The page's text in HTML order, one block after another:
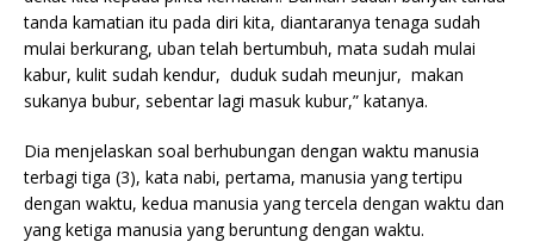
tanda kamatian itu pada diri kita, diantaranya tenaga sudah
mulai berkurang, uban telah bertumbuh, mata sudah mulai
kabur, kulit sudah kendur, duduk sudah meunjur, makan
sukanya bubur, sebentar lagi masuk kubur,” katanya.
Dia menjelaskan soal berhubungan dengan waktu manusia
terbagi tiga (3), kata nabi, pertama, manusia yang tertipu
dengan waktu, kedua manusia yang tercela dengan waktu dan
yang ketiga manusia yang beruntung dengan waktu.